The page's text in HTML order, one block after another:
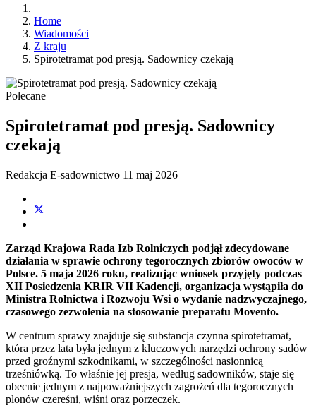
Home
Wiadomości
Z kraju
Spirotetramat pod presją. Sadownicy czekają
Polecane
Spirotetramat pod presją. Sadownicy
czekają
Redakcja E-sadownictwo 11 maj 2026
Zarząd Krajowa Rada Izb Rolniczych podjął zdecydowane
działania w sprawie ochrony tegorocznych zbiorów owoców w
Polsce. 5 maja 2026 roku, realizując wniosek przyjęty podczas
XII Posiedzenia KRIR VII Kadencji, organizacja wystąpiła do
Ministra Rolnictwa i Rozwoju Wsi o wydanie nadzwyczajnego,
czasowego zezwolenia na stosowanie preparatu Movento.
W centrum sprawy znajduje się substancja czynna spirotetramat,
która przez lata była jednym z kluczowych narzędzi ochrony sadów
przed groźnymi szkodnikami, w szczególności nasionnicą
trześniówką. To właśnie jej presja, według sadowników, staje się
obecnie jednym z najpoważniejszych zagrożeń dla tegorocznych
plonów czereśni, wiśni oraz porzeczek.